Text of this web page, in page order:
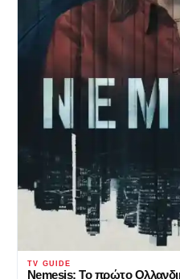
TV GUIDE
Nemesis: Το πρώτο